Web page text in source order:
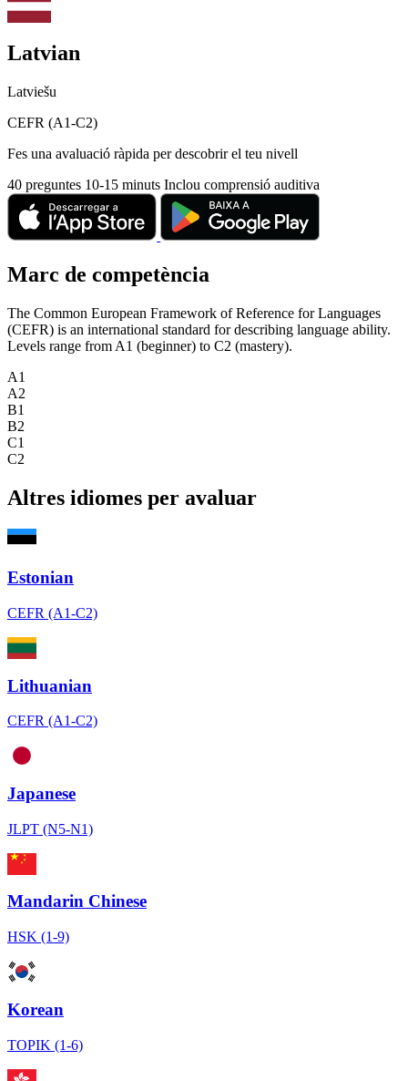
Latvian
Latviešu
CEFR (A1-C2)
Fes una avaluació ràpida per descobrir el teu nivell
40 preguntes 10-15 minuts Inclou comprensió auditiva
Marc de competència
The Common European Framework of Reference for Languages
(CEFR) is an international standard for describing language ability.
Levels range from A1 (beginner) to C2 (mastery).
A1
A2
B1
B2
C1
C2
Altres idiomes per avaluar
Estonian
CEFR (A1-C2)
Lithuanian
CEFR (A1-C2)
Japanese
JLPT (N5-N1)
Mandarin Chinese
HSK (1-9)
Korean
TOPIK (1-6)